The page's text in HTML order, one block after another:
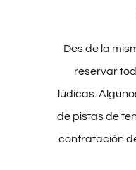
Des de la
reservar
lúdicas.
de pistas de
contratación